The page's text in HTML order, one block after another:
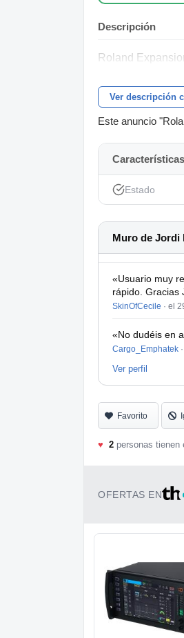
Descripción
Roland
Ver descripción
Este anuncio
Estado
Muro de Jordi
«Usuario muy
rápido. Gracias
SkinOfCecile · el
«No dudéis en
Cargo_Emphatek ·
Ver perfil
Favorito
♥ 2 personas tienen
OFERTAS EN